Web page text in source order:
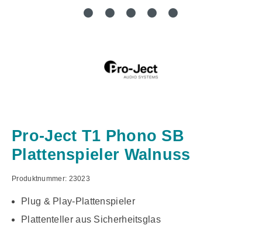
Pro-Ject T1 Phono SB
Plattenspieler Walnuss
Produktnummer: 23023
Plug & Play-Plattenspieler
Plattenteller aus Sicherheitsglas